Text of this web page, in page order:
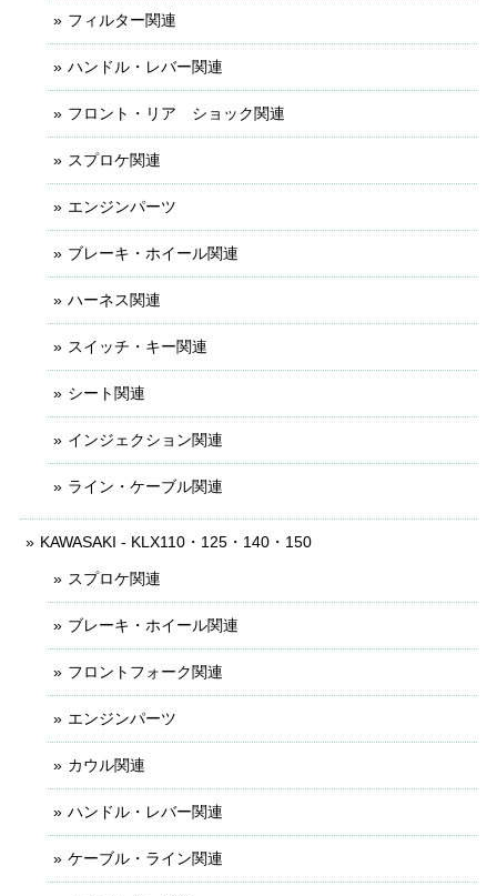
フィルター関連
ハンドル・レバー関連
フロント・リア ショック関連
スプロケ関連
エンジンパーツ
ブレーキ・ホイール関連
ハーネス関連
スイッチ・キー関連
シート関連
インジェクション関連
ライン・ケーブル関連
KAWASAKI - KLX110・125・140・150
スプロケ関連
ブレーキ・ホイール関連
フロントフォーク関連
エンジンパーツ
カウル関連
ハンドル・レバー関連
ケーブル・ライン関連